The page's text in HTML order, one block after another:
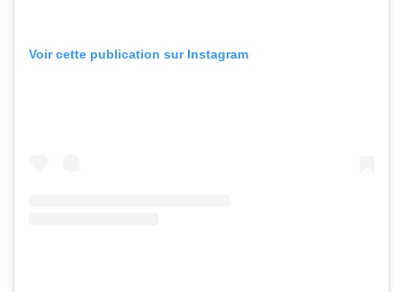
Voir cette publication sur Instagram